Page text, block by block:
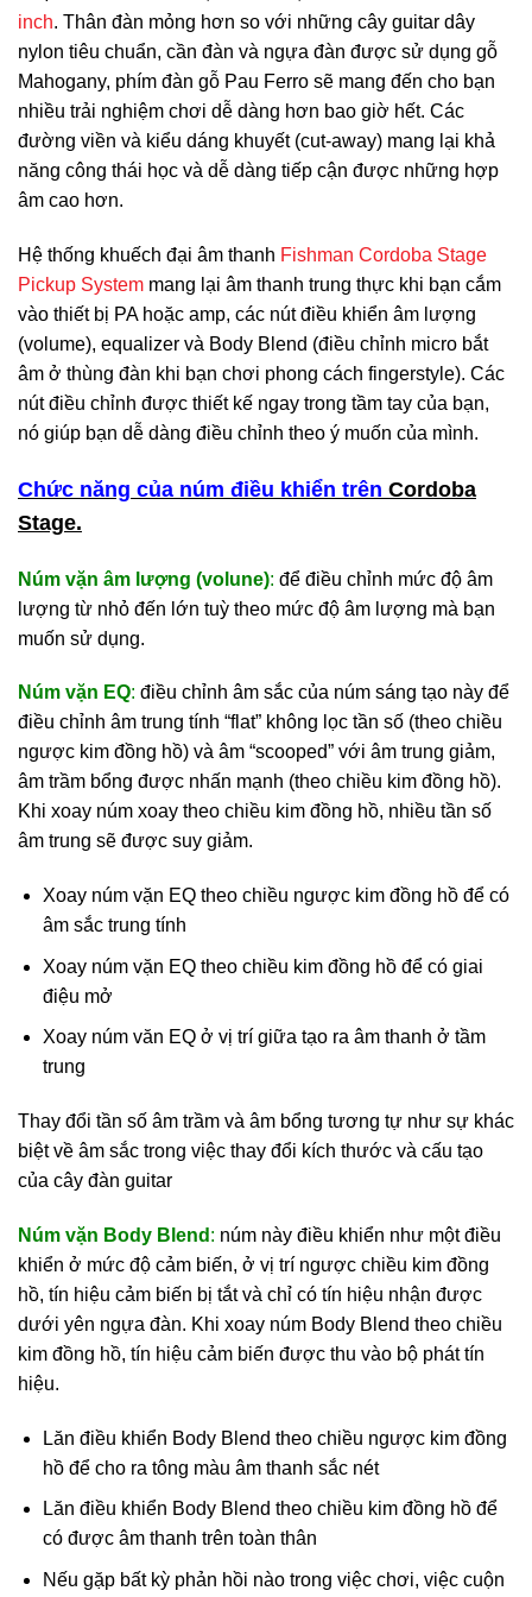
inch. Thân đàn mỏng hơn so với những cây guitar dây
nylon tiêu chuẩn, cần đàn và ngựa đàn được sử dụng gỗ
Mahogany, phím đàn gỗ Pau Ferro sẽ mang đến cho bạn
nhiều trải nghiệm chơi dễ dàng hơn bao giờ hết. Các
đường viền và kiểu dáng khuyết (cut-away) mang lại khả
năng công thái học và dễ dàng tiếp cận được những hợp
âm cao hơn.
Hệ thống khuếch đại âm thanh Fishman Cordoba Stage
Pickup System mang lại âm thanh trung thực khi bạn cắm
vào thiết bị PA hoặc amp, các nút điều khiển âm lượng
(volume), equalizer và Body Blend (điều chỉnh micro bắt
âm ở thùng đàn khi bạn chơi phong cách fingerstyle). Các
nút điều chỉnh được thiết kế ngay trong tầm tay của bạn,
nó giúp bạn dễ dàng điều chỉnh theo ý muốn của mình.
Chức năng của núm điều khiển trên Cordoba
Stage.
Núm vặn âm lượng (volune): để điều chỉnh mức độ âm
lượng từ nhỏ đến lớn tuỳ theo mức độ âm lượng mà bạn
muốn sử dụng.
Núm vặn EQ: điều chỉnh âm sắc của núm sáng tạo này để
điều chỉnh âm trung tính “flat” không lọc tần số (theo chiều
ngược kim đồng hồ) và âm “scooped” với âm trung giảm,
âm trầm bổng được nhấn mạnh (theo chiều kim đồng hồ).
Khi xoay núm xoay theo chiều kim đồng hồ, nhiều tần số
âm trung sẽ được suy giảm.
Xoay núm vặn EQ theo chiều ngược kim đồng hồ để có
âm sắc trung tính
Xoay núm vặn EQ theo chiều kim đồng hồ để có giai
điệu mở
Xoay núm văn EQ ở vị trí giữa tạo ra âm thanh ở tầm
trung
Thay đổi tần số âm trầm và âm bổng tương tự như sự khác
biệt về âm sắc trong việc thay đổi kích thước và cấu tạo
của cây đàn guitar
Núm vặn Body Blend : núm này điều khiển như một điều
khiển ở mức độ cảm biến, ở vị trí ngược chiều kim đồng
hồ, tín hiệu cảm biến bị tắt và chỉ có tín hiệu nhận được
dưới yên ngựa đàn. Khi xoay núm Body Blend theo chiều
kim đồng hồ, tín hiệu cảm biến được thu vào bộ phát tín
hiệu.
Lăn điều khiển Body Blend theo chiều ngược kim đồng
hồ để cho ra tông màu âm thanh sắc nét
Lăn điều khiển Body Blend theo chiều kim đồng hồ để
có được âm thanh trên toàn thân
Nếu gặp bất kỳ phản hồi nào trong việc chơi, việc cuộn